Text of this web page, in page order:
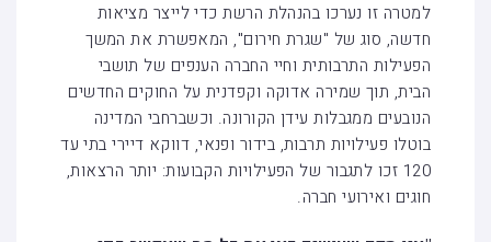
למטרה זו נערכו בהנהלת הרשת כדי לייצר מציאות
חדשה, סוג של "שגרת חירום", המאפשרת את המשך
הפעילות התרבותית וחיי החברה הענפים של תושבי
הבית, תוך שמירה אדוקה וקפדנית על החוקים החדשים
הנובעים ממגבלות עידן הקורונה. וכשברחבי המדינה
בוטלו פעילויות תרבות, בידור ופנאי, דווקא דיירי בתי עד
120 זכו לתגבור של הפעילויות הקבועות: יותר הרצאות,
חוגים ואירועי חברה.